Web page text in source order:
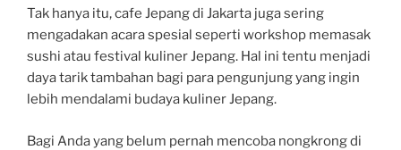
Tak hanya itu, cafe Jepang di Jakarta juga sering
mengadakan acara spesial seperti workshop memasak
sushi atau festival kuliner Jepang. Hal ini tentu menjadi
daya tarik tambahan bagi para pengunjung yang ingin
lebih mendalami budaya kuliner Jepang.
Bagi Anda yang belum pernah mencoba nongkrong di